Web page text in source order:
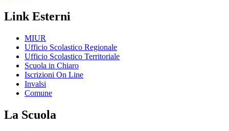
Link Esterni
MIUR
Ufficio Scolastico Regionale
Ufficio Scolastico Territoriale
Scuola in Chiaro
Iscrizioni On Line
Invalsi
Comune
La Scuola